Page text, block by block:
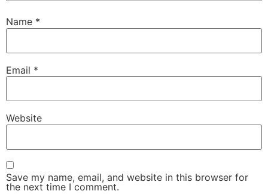
Name *
Email *
Website
Save my name, email, and website in this browser for
the next time I comment.